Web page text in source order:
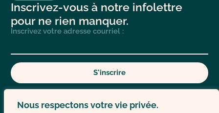
Nous respectons votre vie privée.
Inscrivez-vous à notre infolettre
pour ne rien manquer.
Inscrivez votre adresse courriel :
S'inscrire